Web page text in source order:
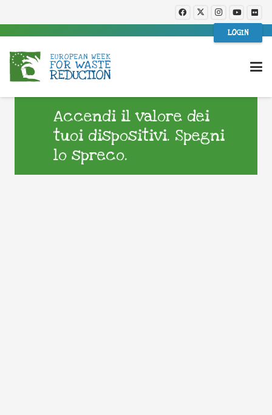
LOGIN
Accendi il valore dei
tuoi dispositivi. Spegni
lo spreco.